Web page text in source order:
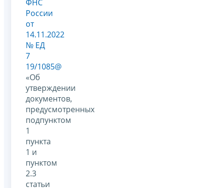
ФНС
России
от
14.11.2022
№ ЕД
7
19/1085@
«Об
утверждении
документов,
предусмотренных
подпунктом
1
пункта
1 и
пунктом
2.3
статьи